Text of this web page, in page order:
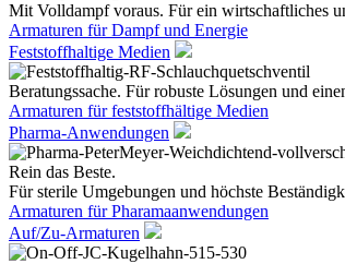
Mit Volldampf voraus. Für ein wirtschaftliches
Armaturen für Dampf und Energie
Feststoffhaltige Medien
Beratungssache. Für robuste Lösungen und
Armaturen für feststoffhältige Medien
Pharma-Anwendungen
Rein das Beste.
Für sterile Umgebungen und höchste
Armaturen für Pharamaanwendungen
Auf/Zu-Armaturen